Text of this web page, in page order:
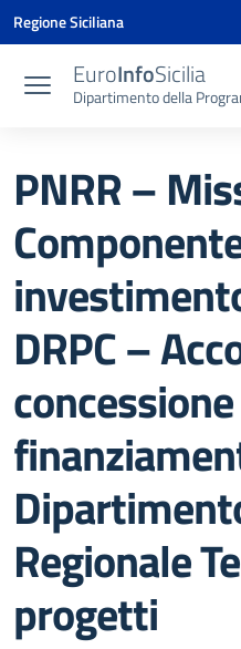
Vai ai contenuti
Vai al menu di navigazione
Vai al footer
Vai al banner delle Cookie Policy
Regione Siciliana
EuroInfoSicilia
Dipartimento della
PNRR –
DRPC –
Regionale
progetti